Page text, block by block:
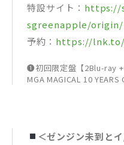
特設サイト： https://
sgreenapple/origin/
予約： https://lnk.to/
❶初回限定盤【2Blu-ray +
MGA MAGICAL 10 YEARS
HE ORIGIN”
＜ゼンジン未到と